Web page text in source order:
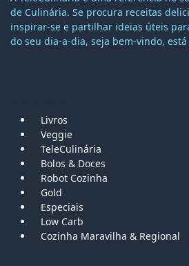
de Culinária. Se procura receitas
inspirar-se e partilhar ideias úteis
do seu dia-a-dia, seja bem-vindo,
Livros
Veggie
TeleCulinária
Bolos & Doces
Robot Cozinha
Gold
Especiais
Low Carb
Cozinha Maravilha & Regional